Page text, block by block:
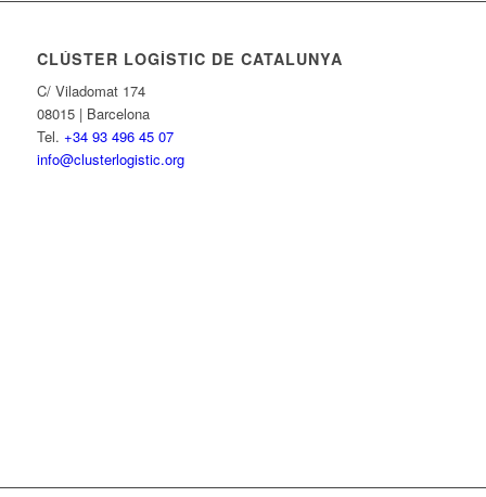
CLÚSTER LOGÍSTIC DE CATALUNYA
C/ Viladomat 174
08015 | Barcelona
Tel. +34 93 496 45 07
info@clusterlogistic.org